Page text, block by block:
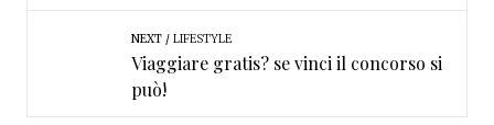
NEXT LIFESTYLE
Viaggiare gratis? se vinci il concorso si
può!